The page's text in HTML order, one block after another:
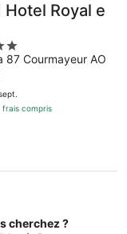
Hotel Royal e
87 Courmayeur AO
frais compris
cherchez ?